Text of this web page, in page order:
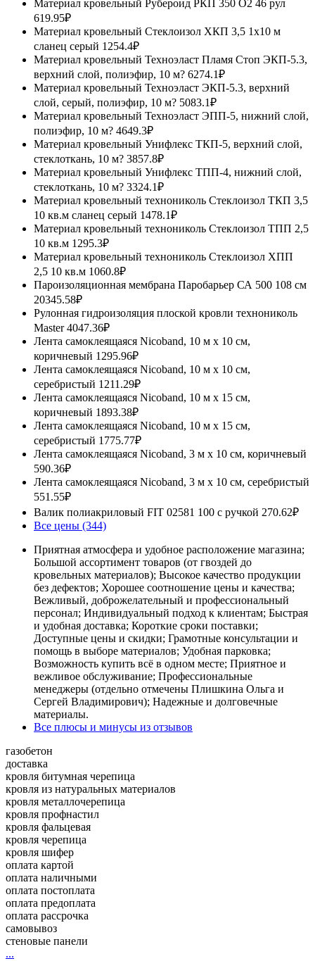
Материал кровельный Рубероид РКП 350 О2 46 рул
619.95₽
Материал кровельный Стеклоизол ХКП 3,5 1х10 м
сланец серый 1254.4₽
Материал кровельный Техноэласт Пламя Стоп ЭКП-5.3,
верхний слой, полиэфир, 10 м? 6274.1₽
Материал кровельный Техноэласт ЭКП-5.3, верхний
слой, серый, полиэфир, 10 м? 5083.1₽
Материал кровельный Техноэласт ЭПП-5, нижний слой,
полиэфир, 10 м? 4649.3₽
Материал кровельный Унифлекс ТКП-5, верхний слой,
стеклоткань, 10 м? 3857.8₽
Материал кровельный Унифлекс ТПП-4, нижний слой,
стеклоткань, 10 м? 3324.1₽
Материал кровельный технониколь Стеклоизол ТКП 3,5
10 кв.м сланец серый 1478.1₽
Материал кровельный технониколь Стеклоизол ТПП 2,5
10 кв.м 1295.3₽
Материал кровельный технониколь Стеклоизол ХПП
2,5 10 кв.м 1060.8₽
Пароизоляционная мембрана Паробарьер СА 500 108 см
20345.58₽
Рулонная гидроизоляция плоской кровли технониколь
Master 4047.36₽
Лента самоклеящаяся Nicoband, 10 м х 10 см,
коричневый 1295.96₽
Лента самоклеящаяся Nicoband, 10 м х 10 см,
серебристый 1211.29₽
Лента самоклеящаяся Nicoband, 10 м х 15 см,
коричневый 1893.38₽
Лента самоклеящаяся Nicoband, 10 м х 15 см,
серебристый 1775.77₽
Лента самоклеящаяся Nicoband, 3 м х 10 см, коричневый
590.36₽
Лента самоклеящаяся Nicoband, 3 м х 10 см, серебристый
551.55₽
Валик полиакриловый FIT 02581 100 с ручкой 270.62₽
Все цены (344)
Приятная атмосфера и удобное расположение магазина;
Большой ассортимент товаров (от гвоздей до
кровельных материалов); Высокое качество продукции
без дефектов; Хорошее соотношение цены и качества;
Вежливый, доброжелательный и профессиональный
персонал; Индивидуальный подход к клиентам; Быстрая
и удобная доставка; Короткие сроки поставки;
Доступные цены и скидки; Грамотные консультации и
помощь в выборе материалов; Удобная парковка;
Возможность купить всё в одном месте; Приятное и
вежливое обслуживание; Профессиональные
менеджеры (отдельно отмечены Плишкина Ольга и
Сергей Владимирович); Надежные и долговечные
материалы.
Все плюсы и минусы из отзывов
газобетон
доставка
кровля битумная черепица
кровля из натуральных материалов
кровля металлочерепица
кровля профнастил
кровля фальцевая
кровля черепица
кровля шифер
оплата картой
оплата наличными
оплата постоплата
оплата предоплата
оплата рассрочка
самовывоз
стеновые панели
...